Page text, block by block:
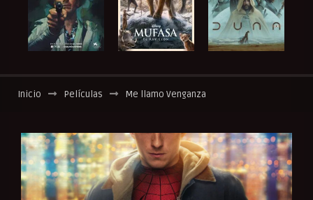
Inicio Películas Me llamo Venganza